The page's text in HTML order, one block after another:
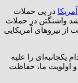
آمریکا در پی حملات
واشنگتن در حملات
از نیروهای آمریکایی
یکجانبه‌ای را علیه
و اولویت ما، حفاظت